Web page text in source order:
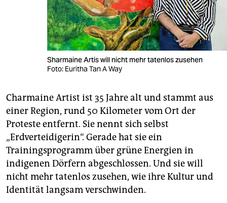
Sharmaine Artis will nicht mehr tatenlos zusehen
Foto: Euritha Tan A Way
Charmaine Artist ist 35 Jahre alt und stammt aus
einer Region, rund 50 Kilometer vom Ort der
Proteste entfernt. Sie nennt sich selbst
„Erdverteidigerin“. Gerade hat sie ein
Trainingsprogramm über grüne Energien in
indigenen Dörfern abgeschlossen. Und sie will
nicht mehr tatenlos zusehen, wie ihre Kultur und
Identität langsam verschwinden.